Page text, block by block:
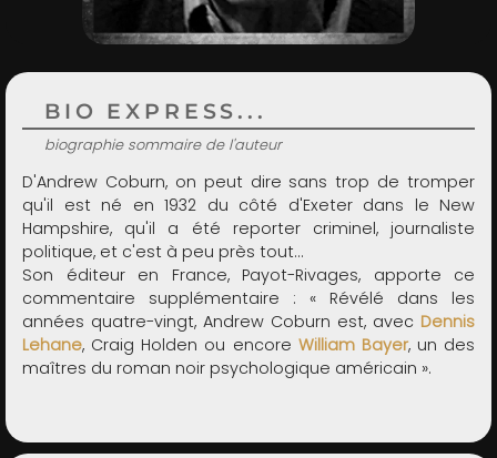
BIO EXPRESS...
biographie sommaire de l'auteur
D'Andrew Coburn, on peut dire sans trop de tromper
qu'il est né en 1932 du côté d'Exeter dans le New
Hampshire, qu'il a été reporter criminel, journaliste
politique, et c'est à peu près tout…
Son éditeur en France, Payot-Rivages, apporte ce
commentaire supplémentaire : « Révélé dans les
années quatre-vingt, Andrew Coburn est, avec Dennis
Lehane, Craig Holden ou encore William Bayer, un des
maîtres du roman noir psychologique américain ».